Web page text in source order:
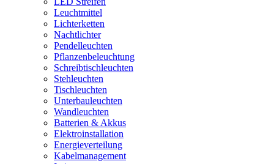
Leuchtmittel
Lichterketten
Nachtlichter
Pendelleuchten
Pflanzenbeleuchtung
Schreibtischleuchten
Stehleuchten
Tischleuchten
Unterbauleuchten
Wandleuchten
Batterien & Akkus
Elektroinstallation
Energieverteilung
Kabelmanagement